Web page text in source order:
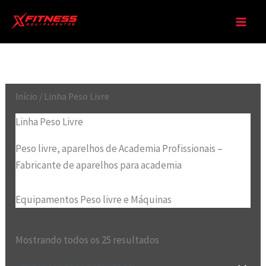
para
o
Início / Linha Peso Livre
Linha Peso Livre
Peso livre, aparelhos de Academia Profissionais –
Fabricante de aparelhos para academia
Equipamentos Peso livre e Máquinas
Mostrando todos os 25 resultados